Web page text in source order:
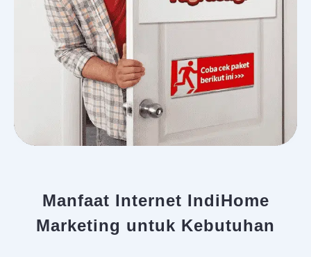
Manfaat Internet IndiHome
Marketing untuk Kebutuhan